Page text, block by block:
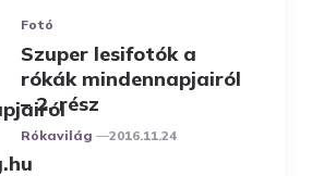
Fotó
Szuper lesifotók a
rókák mindennapjairól
– 2. rész
Posted
Rókavilág 2016.11.24